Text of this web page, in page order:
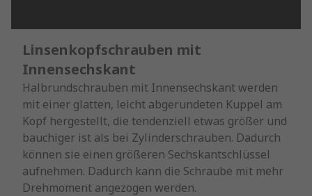
Linsenkopfschrauben mit
Innensechskant
Halbrundschrauben mit Innensechskant werden
mit einer glatten, leicht abgerundeten Kuppel am
Kopf hergestellt, die tendenziell etwas größer und
bauchiger ist als bei Zylinderschrauben. Dadurch
können sie einen größeren Sechskantschlüssel
aufnehmen. Dadurch kann die Schraube mit mehr
Drehmoment angezogen werden.